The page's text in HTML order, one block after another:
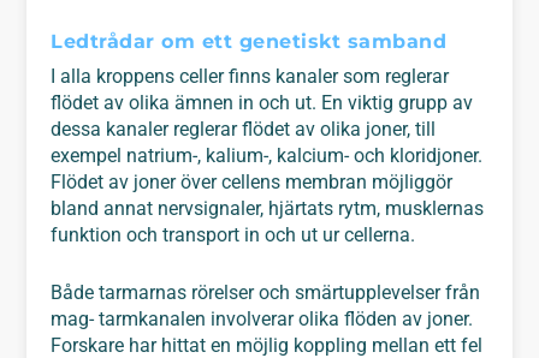
Ledtrådar om ett genetiskt samband
I alla kroppens celler finns kanaler som reglerar
flödet av olika ämnen in och ut. En viktig grupp av
dessa kanaler reglerar flödet av olika joner, till
exempel natrium-, kalium-, kalcium- och kloridjoner.
Flödet av joner över cellens membran möjliggör
bland annat nervsignaler, hjärtats rytm, musklernas
funktion och transport in och ut ur cellerna.
Både tarmarnas rörelser och smärtupplevelser från
mag- tarmkanalen involverar olika flöden av joner.
Forskare har hittat en möjlig koppling mellan ett fel